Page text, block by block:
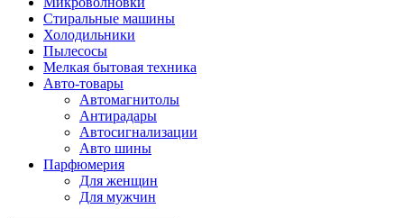
Стиральные машины
Холодильники
Пылесосы
Мелкая бытовая техника
Авто-товары
Автомагнитолы
Антирадары
Автосигнализации
Авто шины
Парфюмерия
Для женщин
Для мужчин